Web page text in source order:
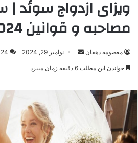
ویزای ازدواج سوئد |
مصاحبه و قوانین 2024
معصومه دهقان
ارسالنوامبر 29, 2024 24
خواندن این مطلب 6 دقیقه زمان میبرد